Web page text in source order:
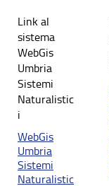
Link al
sistema
WebGis
Umbria
Sistemi
Naturalistic
i
WebGis
Umbria
Sistemi
Naturalistic